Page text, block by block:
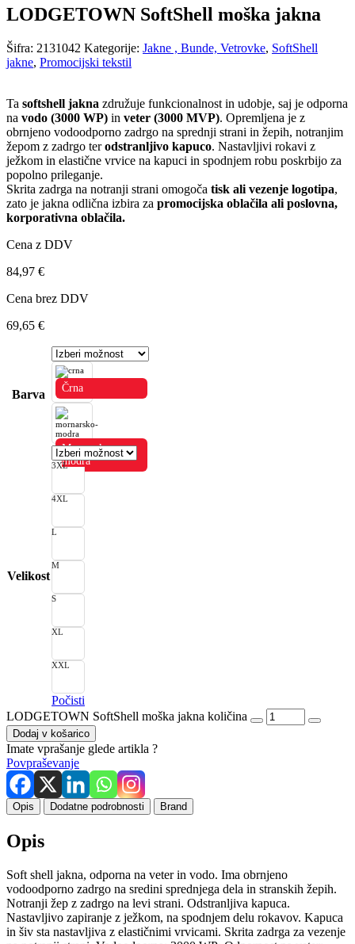
LODGETOWN SoftShell moška jakna
Šifra: 2131042 Kategorije: Jakne , Bunde, Vetrovke, SoftShell
jakne, Promocijski tekstil
Ta softshell jakna združuje funkcionalnost in udobje, saj je odporna
na vodo (3000 WP) in veter (3000 MVP). Opremljena je z
obrnjeno vodoodporno zadrgo na sprednji strani in žepih, notranjim
žepom z zadrgo terodstranljivo kapuco. Nastavljivi rokavi z
ježkom in elastične vrvice na kapuci in spodnjem robu poskrbijo za
popolno prileganje.
Skrita zadrga na notranji strani omogoča tisk ali vezenje logotipa,
zato je jakna odlična izbira za promocijska oblačila ali poslovna,
korporativna oblačila.
Cena z DDV
84,97 €
Cena brez DDV
69,65 €
Barva Črna
Mornarsko
modra
Velikost
3XL
4XL
L
M
S
XL
XXL
Počisti
LODGETOWN SoftShell moška jakna količina
Dodaj v košarico
Imate vprašanje glede artikla ?
Povpraševanje
Opis Dodatne podrobnosti Brand
Opis
Soft shell jakna, odporna na veter in vodo. Ima obrnjeno
vodoodporno zadrgo na sredini sprednjega dela in stranskih žepih.
Notranji žep z zadrgo na levi strani. Odstranljiva kapuca.
Nastavljivo zapiranje z ježkom, na spodnjem delu rokavov. Kapuca
in šiv sta nastavljiva z elastičnimi vrvicami. Skrita zadrga za vezenje